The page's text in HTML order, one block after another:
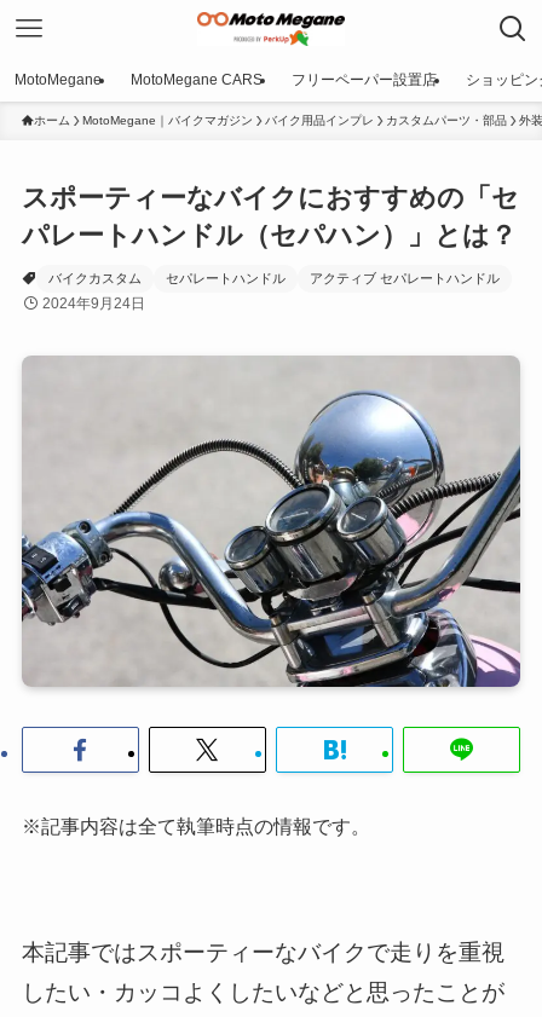
MotoMegane MotoMegane CARS フリーペーパー設置店 ショッピン
ホーム MotoMegane｜バイクマガジン バイク用品インプレ カスタムパーツ・部品 外装
スポーティーなバイクにおすすめの「セ
パレートハンドル（セパハン）」とは？
バイクカスタム セパレートハンドル アクティブ セパレートハンドル
2024年9月24日
※記事内容は全て執筆時点の情報です。
本記事ではスポーティーなバイクで走りを重視
したい・カッコよくしたいなどと思ったことが